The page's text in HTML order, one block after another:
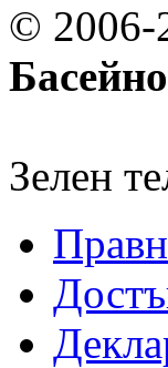
© 2006-
Зелен